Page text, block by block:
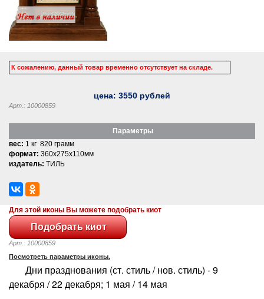
К сожалению, данный товар временно отсутствует на складе.
цена: 3550 рублей
Арт.: 10000859
Параметры
вес: 1 кг 820 грамм
формат: 360x275x110мм
издатель: ТИЛЬ
Для этой иконы Вы можете подобрать киот
Арт.: 10000859
Посмотреть параметры иконы.
Дни празднования (ст. стиль / нов. стиль) - 9
декабря / 22 декабря; 1 мая / 14 мая